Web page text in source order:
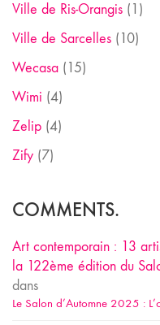
Ville de Ris-Orangis (1)
Ville de Sarcelles (10)
Wecasa (15)
Wimi (4)
Zelip (4)
Zify (7)
COMMENTS.
Art contemporain : 13
la 122ème édition du
dans
Le Salon d’Automne 2025 :